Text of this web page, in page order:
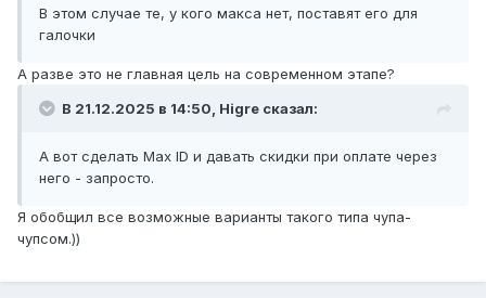
В этом случае те, у кого макса нет, поставят его для
галочки
А разве это не главная цель на современном этапе?
В 21.12.2025 в 14:50, Higre сказал:
А вот сделать Max ID и давать скидки при оплате через
него - запросто.
Я обобщил все возможные варианты такого типа чупа-
чупсом.))